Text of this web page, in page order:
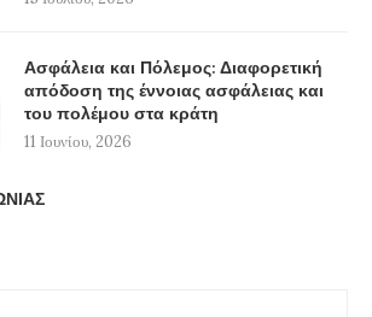
Ασφάλεια και Πόλεμος: Διαφορετική
απόδοση της έννοιας ασφάλειας και
του πολέμου στα κράτη
11 Ιουνίου, 2026